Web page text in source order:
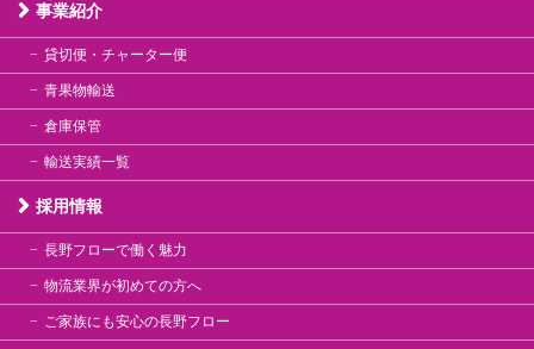
事業紹介
貸切便・チャーター便
青果物輸送
倉庫保管
輸送実績一覧
採用情報
長野フローで働く魅力
物流業界が初めての方へ
ご家族にも安心の長野フロー